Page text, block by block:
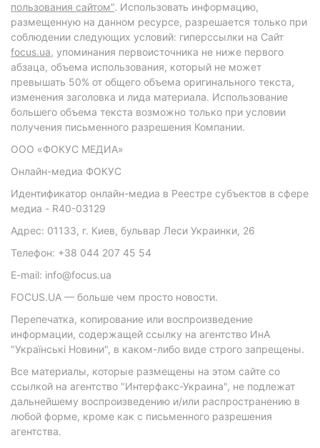
пользования сайтом". Использовать информацию,
размещенную на данном ресурсе, разрешается только при
соблюдении следующих условий: гиперссылки на Сайт
focus.ua, упоминания первоисточника не ниже первого
абзаца, объема использования, который не может
превышать 50% от общего объема оригинального текста,
изменения заголовка и лида материала. Использование
большего объема текста возможно только при условии
получения письменного разрешения Компании.
ООО «ФОКУС МЕДИА»
Онлайн-медиа ФОКУС
Идентификатор онлайн-медиа в Реестре субъектов в сфере
медиа - R40-03129
Адрес: 01133, г. Киев, бульвар Леси Украинки, 26
Телефон: +38 044 207 45 54
E-mail: info@focus.ua
FOCUS.UA — больше чем просто новости.
Перепечатка, копирование или воспроизведение
информации, содержащей ссылку на агентство ИнА
"Українські Новини", в каком-либо виде строго запрещены.
Все материалы, которые размещены на этом сайте со
ссылкой на агентство "Интерфакс-Украина", не подлежат
дальнейшему воспроизведению и/или распространению в
любой форме, кроме как с письменного разрешения
агентства.